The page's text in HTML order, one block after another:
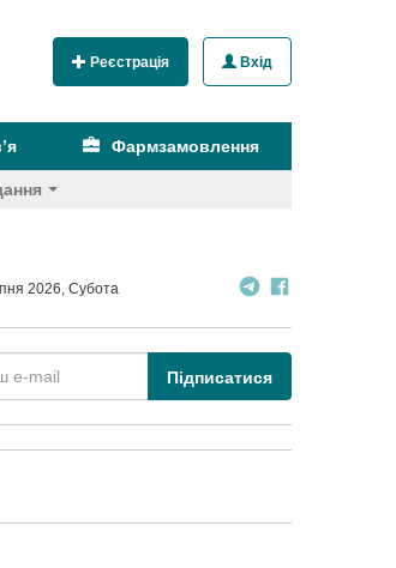
Реєстрація Вхід
Фармзамовлення
2026, Субота
Підписатися